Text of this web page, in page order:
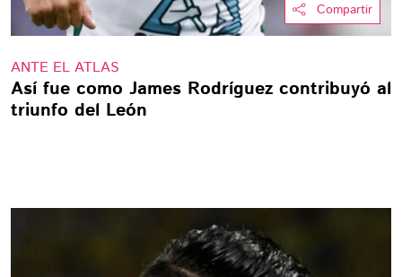
Compartir
ANTE EL ATLAS
Así fue como James Rodríguez contribuyó al
triunfo del León